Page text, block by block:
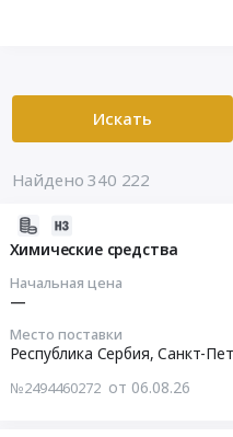
Искать
Найдено 340 222
Химические средства
Начальная цена
—
Место поставки
Республика Сербия,Санкт-
№2494460272 от 06.08.26